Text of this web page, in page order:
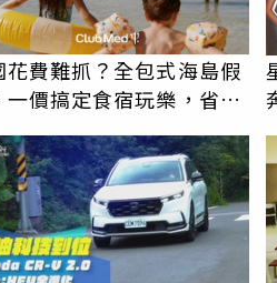
花費難抓？全包式海島假
一價搞定食宿玩樂，省錢
心！